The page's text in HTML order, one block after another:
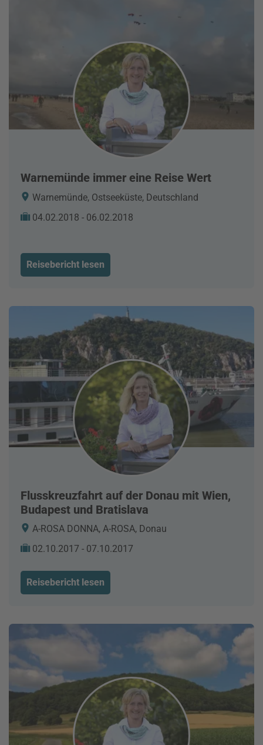
Warnemünde immer eine Reise Wert
Warnemünde, Ostseeküste, Deutschland
04.02.2018 - 06.02.2018
Reisebericht lesen
Flusskreuzfahrt auf der Donau mit Wien,
Budapest und Bratislava
A-ROSA DONNA, A-ROSA, Donau
02.10.2017 - 07.10.2017
Reisebericht lesen